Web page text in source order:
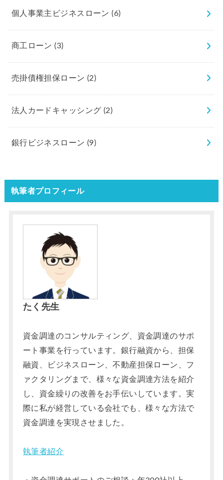
個人事業主ビジネスローン(6)
商工ローン(3)
売掛債権担保ローン (2)
法人カードキャッシング (2)
銀行ビジネスローン (9)
執筆者プロフィール
たく先生
資金調達のコンサルティング、資金調達のサポ
ート事業を行っています。銀行融資から、担保
融資、ビジネスローン、不動産担保ローン、フ
ァクタリングまで、様々な資金調達方法を紹介
し、資金繰りの改善をお手伝いしています。実
際に私が経営している会社でも、様々な方法で
資金調達を実現させました。
執筆者紹介